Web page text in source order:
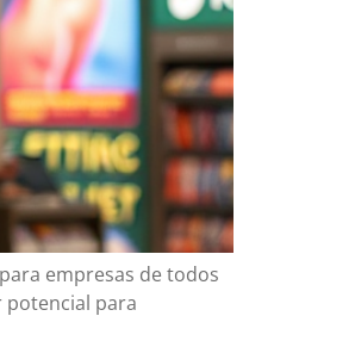
empresas de todos
potencial para